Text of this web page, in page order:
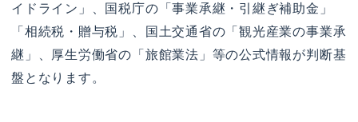
イドライン」、国税庁の「事業承継・引継ぎ補助金」
「相続税・贈与税」、国土交通省の「観光産業の事業承
継」、厚生労働省の「旅館業法」等の公式情報が判断基
盤となります。